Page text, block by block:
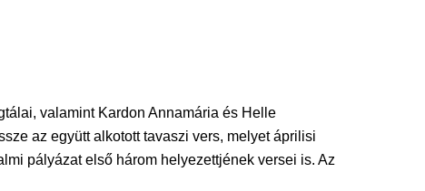
valamint Kardon Annamária és Helle
az együtt alkotott tavaszi vers, melyet áprilisi
pályázat első három helyezettjének versei is. Az